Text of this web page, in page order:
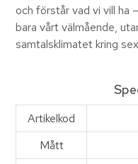
och förstår vad vi vill ha
bara vårt välmående,
samtalsklimatet kring
Artikelkod
Mått